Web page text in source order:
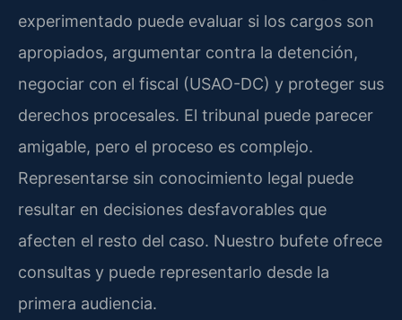
experimentado puede evaluar si los cargos son
apropiados, argumentar contra la detención,
negociar con el fiscal (USAO-DC) y proteger sus
derechos procesales. El tribunal puede parecer
amigable, pero el proceso es complejo.
Representarse sin conocimiento legal puede
resultar en decisiones desfavorables que
afecten el resto del caso. Nuestro bufete ofrece
consultas y puede representarlo desde la
primera audiencia.